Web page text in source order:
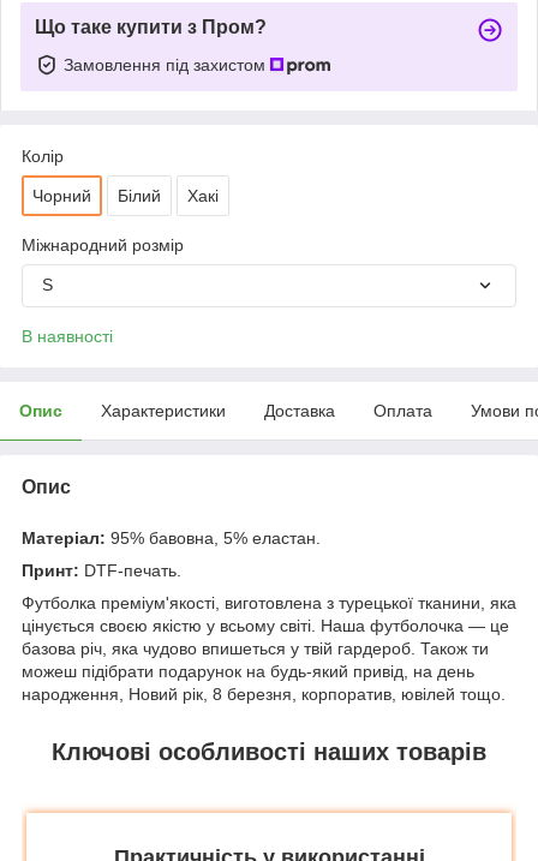
Що таке купити з Пром?
Замовлення під захистом
Колір
Чорний Білий Хакі
Міжнародний розмір
S
В наявності
Опис Характеристики Доставка Оплата Умови
Опис
Матеріал: 95% бавовна, 5% еластан.
Принт: DTF-печать.
Футболка преміум'якості, виготовлена з турецької тканини, яка
цінується своєю якістю у всьому світі. Наша футболочка — це
базова річ, яка чудово впишеться у твій гардероб. Також ти
можеш підібрати подарунок на будь-який привід, на день
народження, Новий рік, 8 березня, корпоратив, ювілей тощо.
Ключові особливості наших товарів